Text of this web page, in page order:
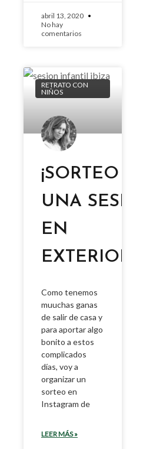
abril 13, 2020
No hay
comentarios
RETRATO CON
NIÑOS
¡SORTEO DE
UNA SESION
EN
EXTERIORES!
Como tenemos
muuchas ganas
de salir de casa y
para aportar algo
bonito a estos
complicados
días, voy a
organizar un
sorteo en
Instagram de
LEER MÁS »